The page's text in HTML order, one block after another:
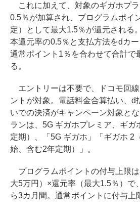
これに加えて、対象のギガホプ
0.5％が加算され、プログラムポイ
定）として最大1.5％が還元される
本還元率の0.5％と支払方法をdカ
通常ポイント1％を合わせて合計で
る。
エントリーは不要で、ドコモ回
ントが対象。電話料金合算払い、d
いでの決済がキャンペーン対象と
ランは、5G ギガホプレミア、ギガ
定期）、「5G ギガホ」「ギガホ 2
始、含む2年定期）」。
プログラムポイントの付与上限
大5万円）×還元率（最大1.5％）で
ら3カ月間。通常ポイントに付与上